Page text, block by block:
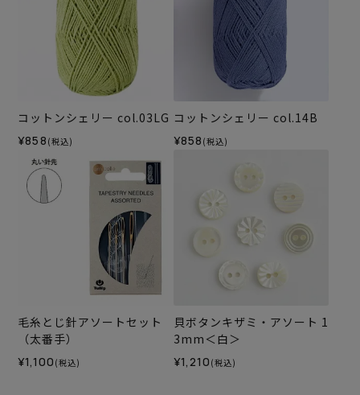
コットンシェリー col.03LG
¥858 (税込)
コットンシェリー col.14B
¥858 (税込)
毛糸とじ針アソートセット
（太番手）
¥1,100 (税込)
貝ボタンキザミ・アソート 1
3mm＜白＞
¥1,210 (税込)